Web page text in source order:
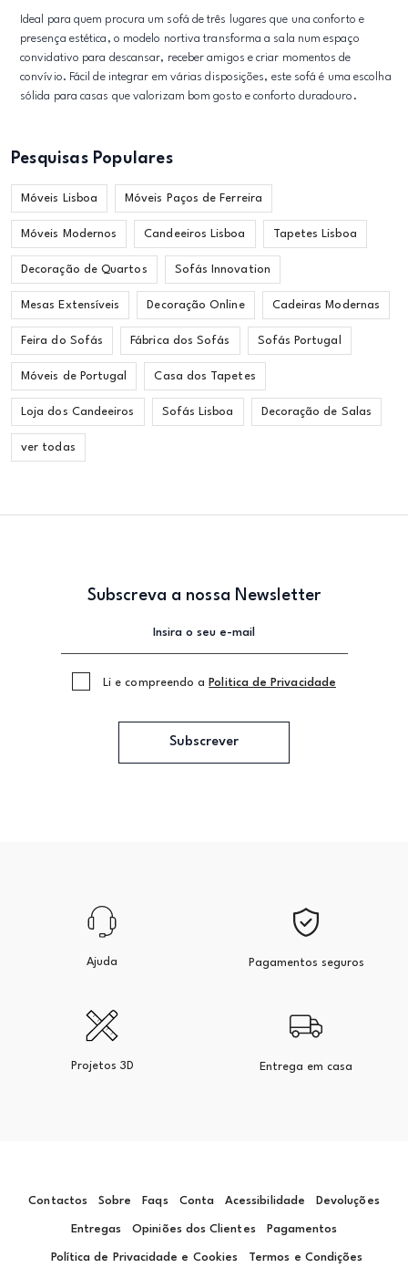
Ideal para quem procura um sofá de três lugares que una conforto e
presença estética, o modelo nortiva transforma a sala num espaço
convidativo para descansar, receber amigos e criar momentos de
convívio. Fácil de integrar em várias disposições, este sofá é uma escolha
sólida para casas que valorizam bom gosto e conforto duradouro.
Pesquisas Populares
Móveis Lisboa Móveis Paços de Ferreira
Móveis Modernos Candeeiros Lisboa Tapetes Lisboa
Decoração de Quartos Sofás Innovation
Mesas Extensíveis Decoração Online Cadeiras Modernas
Feira do Sofás Fábrica dos Sofás Sofás Portugal
Móveis de Portugal Casa dos Tapetes
Loja dos Candeeiros Sofás Lisboa Decoração de Salas
ver todas
Subscreva a nossa Newsletter
Li e compreendo a Politica de Privacidade
Subscrever
Ajuda Pagamentos seguros
Projetos 3D Entrega em casa
Contactos Sobre Faqs Conta Acessibilidade Devoluções
Entregas Opiniões dos Clientes Pagamentos
Política de Privacidade e Cookies Termos e Condições